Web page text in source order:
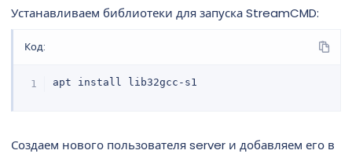
Устанавливаем библиотеки для запуска StreamCMD:
Код:
apt install lib32gcc-s1
Создаем нового пользователя server и добавляем его в